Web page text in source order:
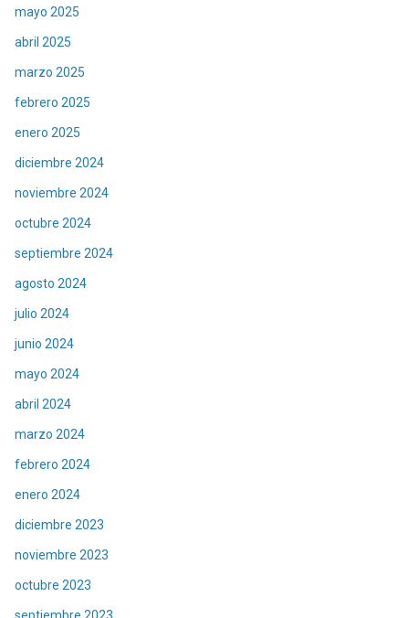
mayo 2025
abril 2025
marzo 2025
febrero 2025
enero 2025
diciembre 2024
noviembre 2024
octubre 2024
septiembre 2024
agosto 2024
julio 2024
junio 2024
mayo 2024
abril 2024
marzo 2024
febrero 2024
enero 2024
diciembre 2023
noviembre 2023
octubre 2023